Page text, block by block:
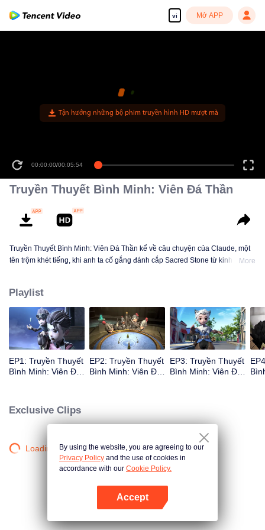
vi Mở APP
00:00:00/00:05:54
Truyền Thuyết Bình Minh: Viên Đá Thần
Truyền Thuyết Bình Minh: Viên Đá Thần kể về câu chuyện của Claude, một
tên trộm khét tiếng, khi anh ta cố gắng đánh cắp Sacred Stone từ kinh đô.
ngăn chặn anh ta, đồng thời khám phá động cơ thực sự của Claude là muốn
đánh cắp viên đá.
More
Playlist
EP1: Truyền Thuyết
Bình Minh: Viên Đá
EP2: Truyền Thuyết
Bình Minh: Viên Đá
EP3: Truyền Thuyết
Bình Minh: Viên Đá
Exclusive Clips
Loading…By using the website, you are agreeing to our
Privacy Policy and the use of cookies in
accordance with our Cookie Policy.
Accept